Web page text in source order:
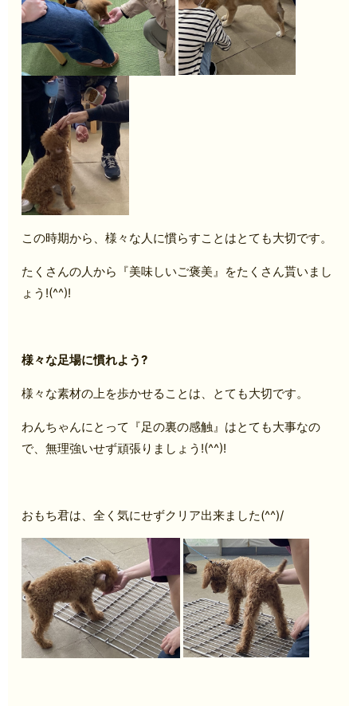
この時期から、様々な人に慣らすことはとても大切です。
たくさんの人から『美味しいご褒美』をたくさん貰いまし
ょう!(^^)!
様々な足場に慣れよう?
様々な素材の上を歩かせることは、とても大切です。
わんちゃんにとって『足の裏の感触』はとても大事なの
で、無理強いせず頑張りましょう!(^^)!
おもち君は、全く気にせずクリア出来ました(^^)/